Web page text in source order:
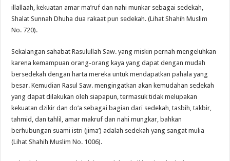
illallaah, kekuatan amar ma’ruf dan nahi munkar sebagai sedekah,
Shalat Sunnah Dhuha dua rakaat pun sedekah. (Lihat Shahih Muslim
No. 720).
Sekalangan sahabat Rasulullah Saw. yang miskin pernah mengeluhkan
karena kemampuan orang-orang kaya yang dapat dengan mudah
bersedekah dengan harta mereka untuk mendapatkan pahala yang
besar. Kemudian Rasul Saw. mengingatkan akan kemudahan sedekah
yang dapat dilakukan oleh siapapun, termasuk tidak melupakan
kekuatan dzikir dan do’a sebagai bagian dari sedekah, tasbih, takbir,
tahmid, dan tahlil, amar makruf dan nahi mungkar, bahkan
berhubungan suami istri (jima’) adalah sedekah yang sangat mulia
(Lihat Shahih Muslim No. 1006).